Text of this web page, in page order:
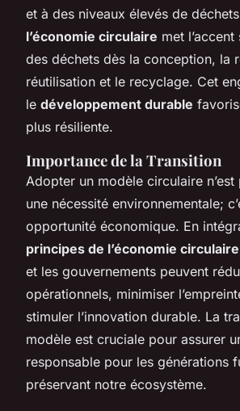
et à des niveaux élevés de
l’économie circulaire met
des déchets dès la conception, la
réutilisation et le recyclage. Cet
le développement durable
plus résiliente.
Importance de la Transition
Adopter un modèle circulaire n’est
une nécessité environnementale;
opportunité économique. En
principes de l’économie circulaire
et les gouvernements peuvent
opérationnels, minimiser
stimuler l’innovation durable. La
modèle est cruciale pour assurer
responsable pour les générations
préservant notre écosystème.